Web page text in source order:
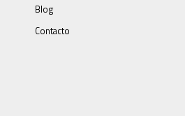
Blog
Contacto